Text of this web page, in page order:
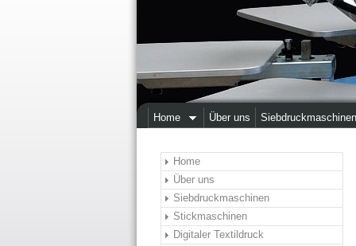
Home Über uns
Home
Über uns
Siebdruckmaschinen
Stickmaschinen
Digitaler Textildruck